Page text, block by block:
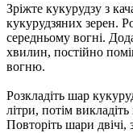
Зріжте кукурудзу з
кукурудзяних зерен.
середньому вогні.
хвилин, постійно
вогню.
Розкладіть шар
літри, потім
Повторіть шари двічі,